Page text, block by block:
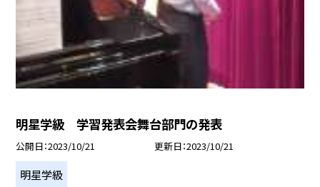
明星学級 学習発表会舞台部門の発表
公開日 2023/10/21 更新日 2023/10/21
明星学級